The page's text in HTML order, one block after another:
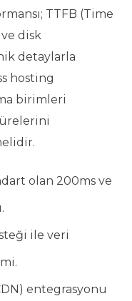
TTFB (Time
disk
detaylarla
hosting
birimleri
olan 200ms ve
ile veri
entegrasyonu